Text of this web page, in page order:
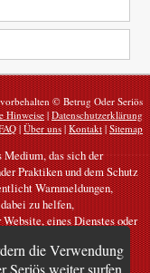
die Verwendung
weiter surfen,
© Betrug Oder Seriös
Hinweise|Datenschutzerklärung
|Über uns|Kontakt|Sitemap
Medium, das sich der
Praktiken und dem Schutz
Warnmeldungen,
zu helfen,
eines Dienstes oder
Risiken zu schützen.
Websites,
beizutragen,